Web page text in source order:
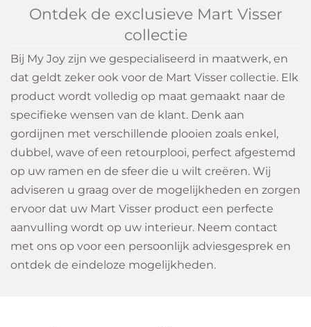
Ontdek de exclusieve Mart Visser
collectie
Bij My Joy zijn we gespecialiseerd in maatwerk, en
dat geldt zeker ook voor de Mart Visser collectie. Elk
product wordt volledig op maat gemaakt naar de
specifieke wensen van de klant. Denk aan
gordijnen met verschillende plooien zoals enkel,
dubbel, wave of een retourplooi, perfect afgestemd
op uw ramen en de sfeer die u wilt creëren. Wij
adviseren u graag over de mogelijkheden en zorgen
ervoor dat uw Mart Visser product een perfecte
aanvulling wordt op uw interieur. Neem contact
met ons op voor een persoonlijk adviesgesprek en
ontdek de eindeloze mogelijkheden.